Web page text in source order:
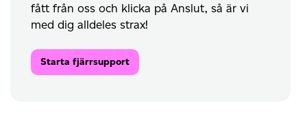
fått från oss och klicka på Anslut, så är vi
med dig alldeles strax!
Starta fjärrsupport